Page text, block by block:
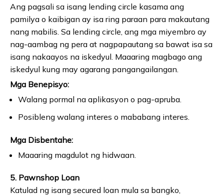
Ang pagsali sa isang lending circle kasama ang
pamilya o kaibigan ay isa ring paraan para makautang
nang mabilis. Sa lending circle, ang mga miyembro ay
nag-aambag ng pera at nagpapautang sa bawat isa sa
isang nakaayos na iskedyul. Maaaring magbago ang
iskedyul kung may agarang pangangailangan.
Mga Benepisyo:
Walang pormal na aplikasyon o pag-apruba.
Posibleng walang interes o mababang interes.
Mga Disbentahe:
Maaaring magdulot ng hidwaan.
5. Pawnshop Loan
Katulad ng isang secured loan mula sa bangko,